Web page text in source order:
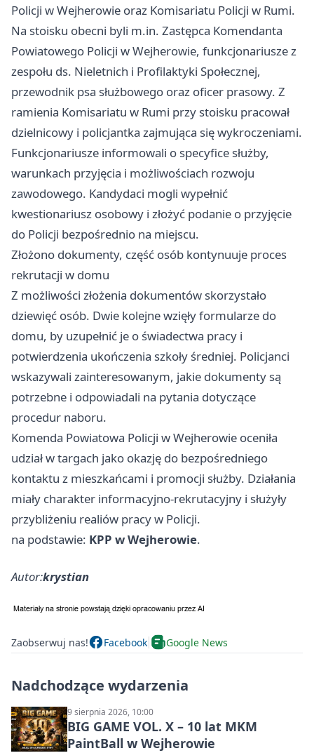
Policji w Wejherowie oraz Komisariatu Policji w Rumi.
Na stoisku obecni byli m.in. Zastępca Komendanta
Powiatowego Policji w Wejherowie, funkcjonariusze z
zespołu ds. Nieletnich i Profilaktyki Społecznej,
przewodnik psa służbowego oraz oficer prasowy. Z
ramienia Komisariatu w Rumi przy stoisku pracował
dzielnicowy i policjantka zajmująca się wykroczeniami.
Funkcjonariusze informowali o specyfice służby,
warunkach przyjęcia i możliwościach rozwoju
zawodowego. Kandydaci mogli wypełnić
kwestionariusz osobowy i złożyć podanie o przyjęcie
do Policji bezpośrednio na miejscu.
Złożono dokumenty, część osób kontynuuje proces
rekrutacji w domu
Z możliwości złożenia dokumentów skorzystało
dziewięć osób. Dwie kolejne wzięły formularze do
domu, by uzupełnić je o świadectwa pracy i
potwierdzenia ukończenia szkoły średniej. Policjanci
wskazywali zainteresowanym, jakie dokumenty są
potrzebne i odpowiadali na pytania dotyczące
procedur naboru.
Komenda Powiatowa Policji w Wejherowie oceniła
udział w targach jako okazję do bezpośredniego
kontaktu z mieszkańcami i promocji służby. Działania
miały charakter informacyjno-rekrutacyjny i służyły
przybliżeniu realiów pracy w Policji.
na podstawie: KPP w Wejherowie.
Autor:krystian
Zaobserwuj nas! Facebook Google News
Nadchodzące wydarzenia
9 sierpnia 2026, 10:00
BIG GAME VOL. X – 10 lat MKM
PaintBall w Wejherowie